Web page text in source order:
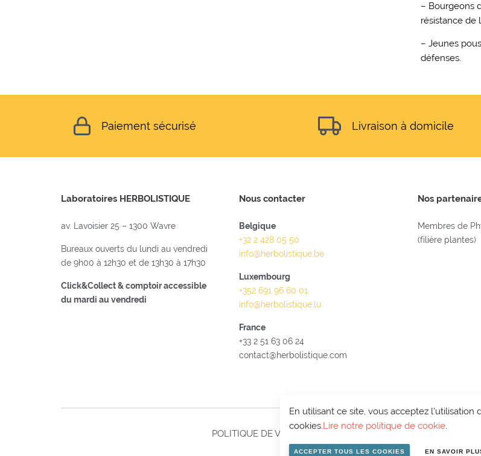
– Bourgeons
résistance de
– Jeunes
défenses.
Paiement sécurisé Livraison à domicile
Laboratoires HERBOLISTIQUE
av. Lavoisier 25 – 1300 Wavre
Bureaux ouverts du lundi au vendredi
de 9h00 à 12h30 et de 13h30 à 17h30
Click&Collect & comptoir accessible
du mardi au vendredi
Nous contacter
Belgique
+32 2 428 05 50
info@herbolistique.be
Luxembourg
+352 691 96 60 01
info@herbolistique.lu
France
+33 2 51 63 06 24
contact@herbolistique.com
Nos
Membres de
(filière plantes)
POLITIQUE DE VIE PRIVÉE CONDITIONS DE VENTE
En utilisant ce site, vous acceptez l'utilisation
cookies. Lire notre politique de cookie
ACCEPTER TOUS LES COOKIES EN SAVOIR